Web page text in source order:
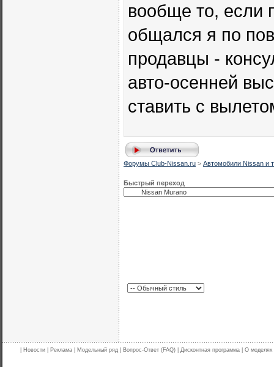
вообще то, если
общался я по
продавцы -
авто-осенней
ставить с
Форумы Club-Nissan.ru > Автомобили Nissan и
Быстрый переход
Новости Реклама Модельный ряд Вопрос-Ответ (FAQ) Дисконтная программа О моделях